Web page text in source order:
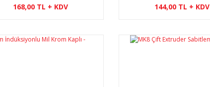
168,00 TL + KDV 144,00 TL + KDV